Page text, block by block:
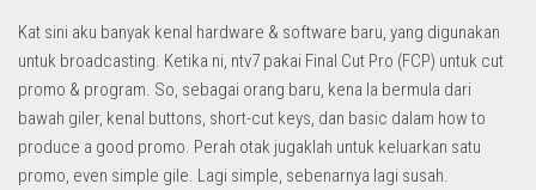
Kat sini aku banyak kenal hardware & software baru, yang digunakan
untuk broadcasting. Ketika ni, ntv7 pakai Final Cut Pro (FCP) untuk cut
promo & program. So, sebagai orang baru, kena la bermula dari
bawah giler, kenal buttons, short-cut keys, dan basic dalam how to
produce a good promo. Perah otak jugaklah untuk keluarkan satu
promo, even simple gile. Lagi simple, sebenarnya lagi susah.